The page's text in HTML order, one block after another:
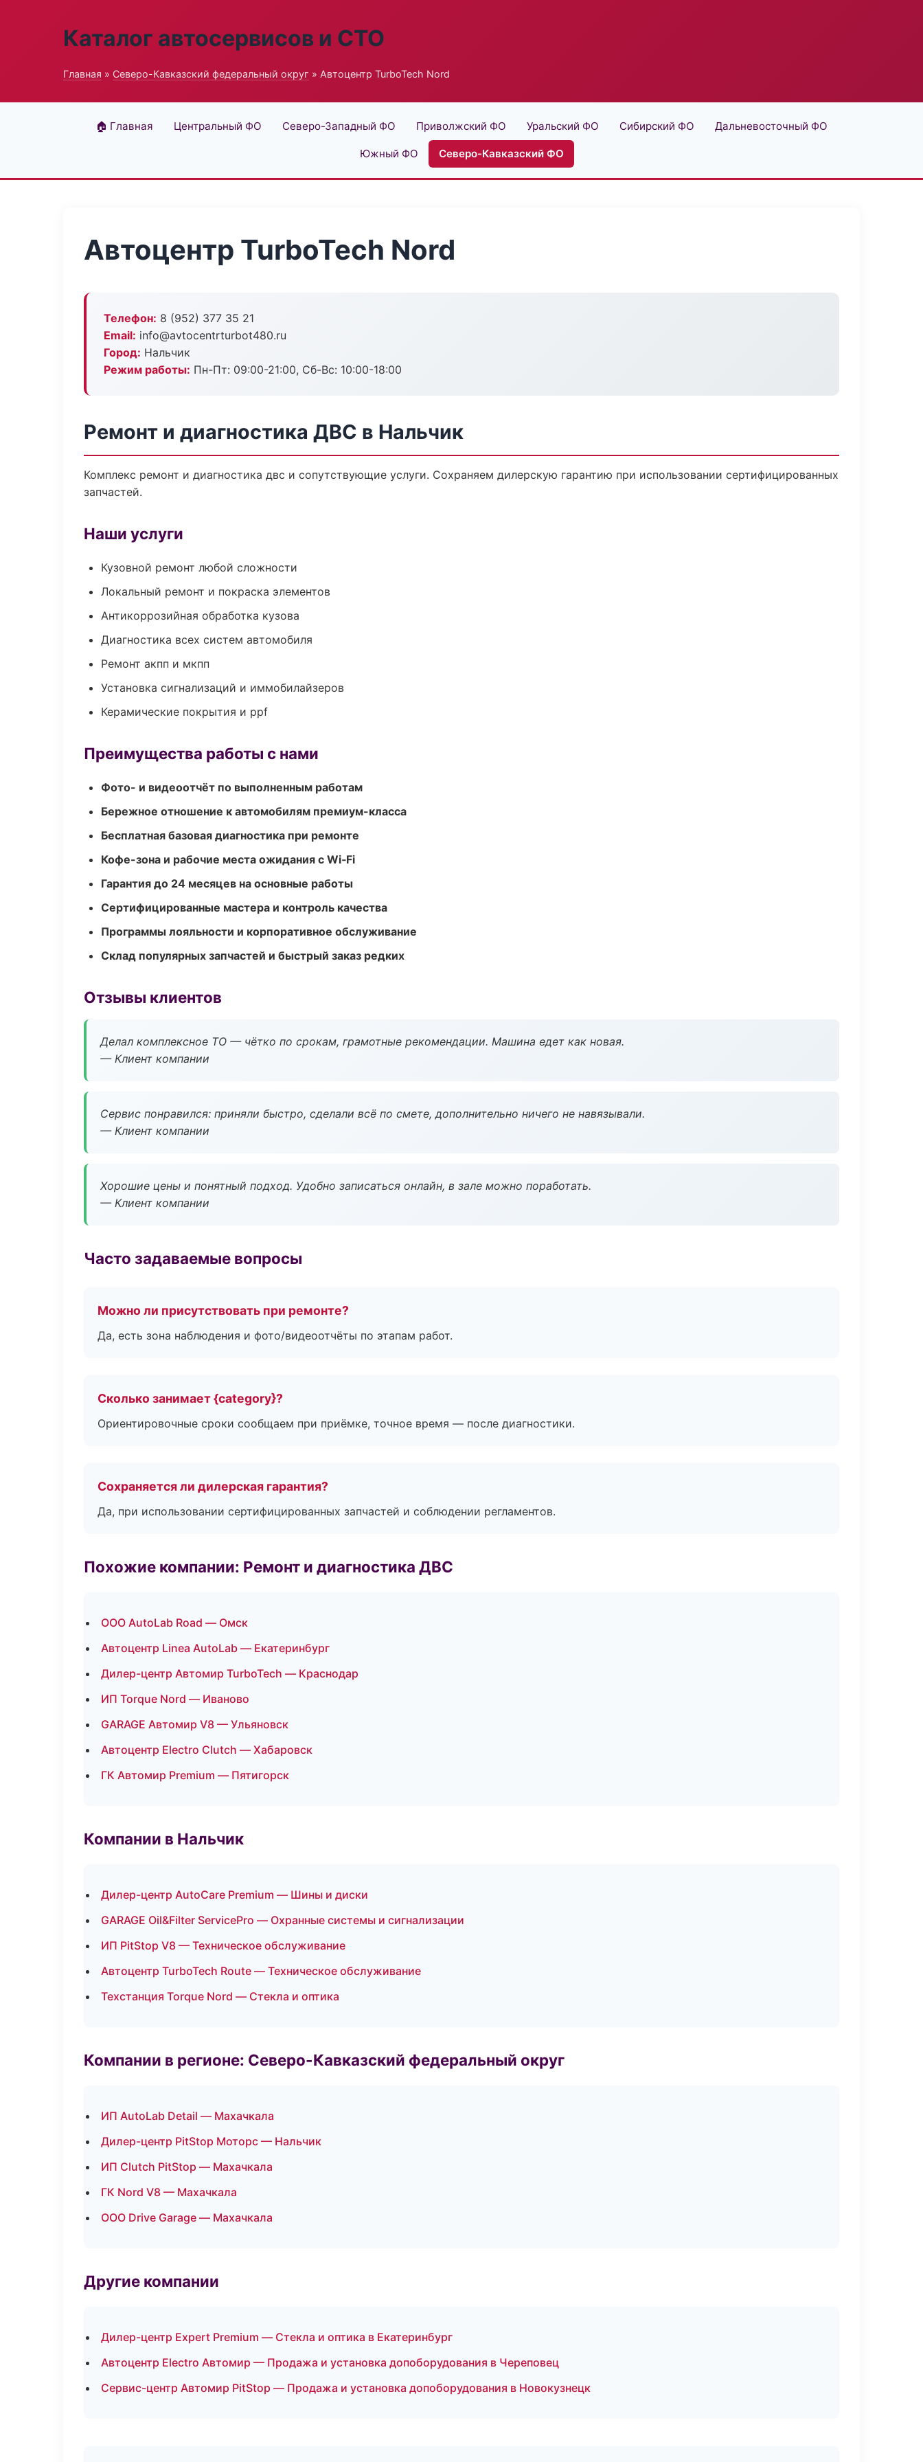
Каталог автосервисов и СТО
Главная » Северо-Кавказский федеральный округ » Автоцентр TurboTech Nord
🏠 Главная Центральный ФО Северо-Западный ФО Приволжский ФО Уральский ФО Сибирский ФО Дальневосточный ФО
Южный ФО Северо-Кавказский ФО
Автоцентр TurboTech Nord
Телефон: 8 (952) 377 35 21
Email: info@avtocentrturbot480.ru
Город: Нальчик
Режим работы: Пн-Пт: 09:00-21:00, Сб-Вс: 10:00-18:00
Ремонт и диагностика ДВС в Нальчик
Комплекс ремонт и диагностика двс и сопутствующие услуги. Сохраняем дилерскую гарантию при использовании сертифицированных
запчастей.
Наши услуги
Кузовной ремонт любой сложности
Локальный ремонт и покраска элементов
Антикоррозийная обработка кузова
Диагностика всех систем автомобиля
Ремонт акпп и мкпп
Установка сигнализаций и иммобилайзеров
Керамические покрытия и ppf
Преимущества работы с нами
Фото- и видеоотчёт по выполненным работам
Бережное отношение к автомобилям премиум-класса
Бесплатная базовая диагностика при ремонте
Кофе-зона и рабочие места ожидания с Wi‑Fi
Гарантия до 24 месяцев на основные работы
Сертифицированные мастера и контроль качества
Программы лояльности и корпоративное обслуживание
Склад популярных запчастей и быстрый заказ редких
Отзывы клиентов
Делал комплексное ТО — чётко по срокам, грамотные рекомендации. Машина едет как новая.
— Клиент компании
Сервис понравился: приняли быстро, сделали всё по смете, дополнительно ничего не навязывали.
— Клиент компании
Хорошие цены и понятный подход. Удобно записаться онлайн, в зале можно поработать.
— Клиент компании
Часто задаваемые вопросы
Можно ли присутствовать при ремонте?
Да, есть зона наблюдения и фото/видеоотчёты по этапам работ.
Сколько занимает {category}?
Ориентировочные сроки сообщаем при приёмке, точное время — после диагностики.
Сохраняется ли дилерская гарантия?
Да, при использовании сертифицированных запчастей и соблюдении регламентов.
Похожие компании: Ремонт и диагностика ДВС
ООО AutoLab Road — Омск
Автоцентр Linea AutoLab — Екатеринбург
Дилер-центр Автомир TurboTech — Краснодар
ИП Torque Nord — Иваново
GARAGE Автомир V8 — Ульяновск
Автоцентр Electro Clutch — Хабаровск
ГК Автомир Premium — Пятигорск
Компании в Нальчик
Дилер-центр AutoCare Premium — Шины и диски
GARAGE Oil&Filter ServicePro — Охранные системы и сигнализации
ИП PitStop V8 — Техническое обслуживание
Автоцентр TurboTech Route — Техническое обслуживание
Техстанция Torque Nord — Стекла и оптика
Компании в регионе: Северо-Кавказский федеральный округ
ИП AutoLab Detail — Махачкала
Дилер-центр PitStop Моторс — Нальчик
ИП Clutch PitStop — Махачкала
ГК Nord V8 — Махачкала
ООО Drive Garage — Махачкала
Другие компании
Дилер-центр Expert Premium — Стекла и оптика в Екатеринбург
Автоцентр Electro Автомир — Продажа и установка допоборудования в Череповец
Сервис-центр Автомир PitStop — Продажа и установка допоборудования в Новокузнецк